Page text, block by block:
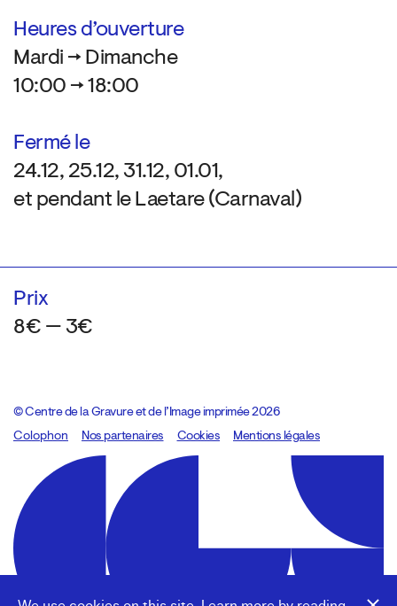
Heures d’ouverture
Mardi → Dimanche
10:00 → 18:00
Fermé le
24.12, 25.12, 31.12, 01.01,
et pendant le Laetare (Carnaval)
Prix
8€ — 3€
© Centre de la Gravure et de l’Image imprimée 2026
Colophon
Design:Marcel Kaczmarek, code:8080.studio
Nos partenaires Cookies Mentions légales